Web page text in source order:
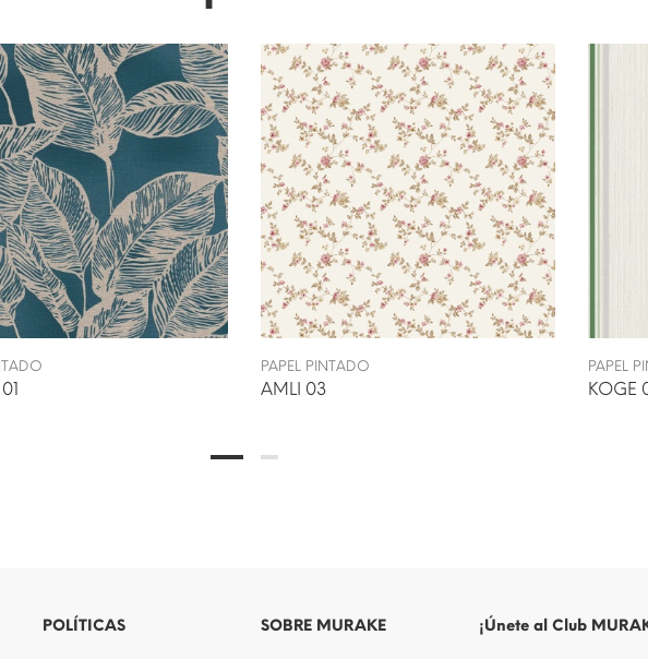
PAPEL PINTADO
AMLI 03
PAPEL
KOGE
POLÍTICAS SOBRE MURAKE ¡Únete al Club